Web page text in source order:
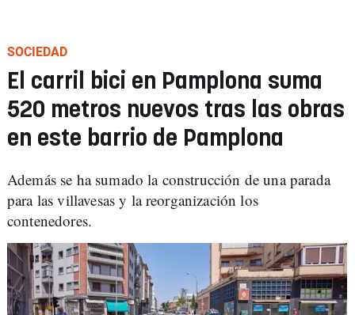
SOCIEDAD
El carril bici en Pamplona suma
520 metros nuevos tras las obras
en este barrio de Pamplona
Además se ha sumado la construcción de una parada
para las villavesas y la reorganización los
contenedores.